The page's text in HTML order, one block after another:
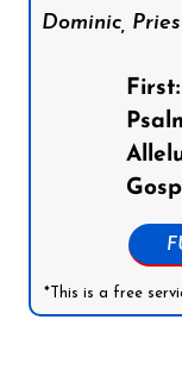
Dominic,
First:
*This is a free